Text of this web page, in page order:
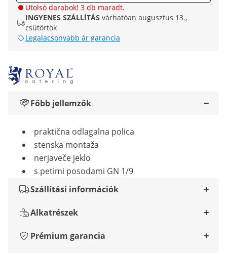
Utolsó darabok! 3 db maradt.
INGYENES SZÁLLÍTÁS várhatóan augusztus 13.,
csütörtök
Legalacsonyabb ár garancia
Főbb jellemzők
praktična odlagalna polica
stenska montaža
nerjaveče jeklo
s petimi posodami GN 1/9
Szállítási információk
Alkatrészek
Prémium garancia